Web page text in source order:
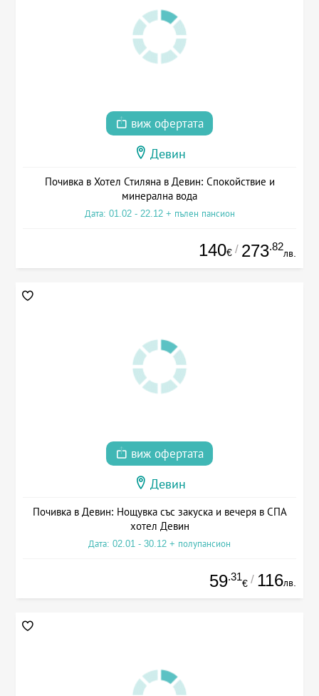
виж офертата
Девин
Почивка в Хотел Стиляна в Девин: Спокойствие и
минерална вода
Дата: 01.02 - 22.12 + пълен пансион
140€ / 273.82
лв.
виж офертата
Девин
Почивка в Девин: Нощувка със закуска и вечеря в СПА
хотел Девин
Дата: 02.01 - 30.12 + полупансион
59.31
€ / 116лв.